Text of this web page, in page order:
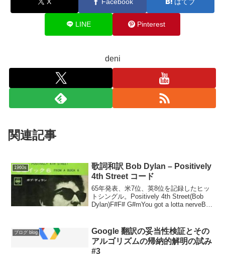
LINE Pinterest
deni
関連記事
1960s
歌詞和訳 Bob Dylan – Positively
4th Street コード
65年発表、米7位、英8位を記録したヒッ
トシングル。Positively 4th Street(Bob
Dylan)F#F# G#mYou got a lotta nerveB
ブログ blog
Google 翻訳の妥当性検証とその
アルゴリズムの帰納的解明の試み
#3